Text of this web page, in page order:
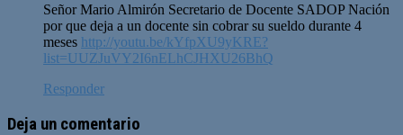
Señor Mario Almirón Secretario de Docente SADOP Nación
por que deja a un docente sin cobrar su sueldo durante 4
meses http://youtu.be/kYfpXU9yKRE?
list=UUZJuVY2I6nELhCJHXU26BhQ
Responder
Deja un comentario